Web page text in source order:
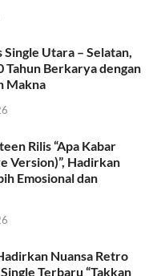
Single Utara – Selatan,
Tahun Berkarya dengan
Makna
Rilis “Apa Kabar
Version)”, Hadirkan
Emosional dan
Nuansa Retro
Terbaru “Takkan